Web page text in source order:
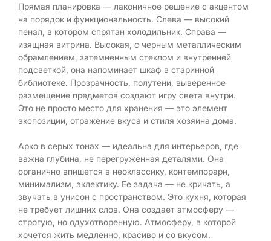
Прямая планировка — лаконичное решение с акцентом
на порядок и функциональность. Слева — высокий
пенал, в котором спрятан холодильник. Справа —
изящная витрина. Высокая, с черным металлическим
обрамлением, затемненным стеклом и внутренней
подсветкой, она напоминает шкаф в старинной
библиотеке. Прозрачность, полутени, выверенное
размещение предметов создают игру света внутри.
Это не просто место для хранения — это элемент
экспозиции, отражение вкуса и стиля хозяина дома.
Арко в серых тонах — идеальна для интерьеров, где
важна глубина, не перегруженная деталями. Она
органично впишется в неоклассику, контемпорари,
минимализм, эклектику. Ее задача — не кричать, а
звучать в унисон с пространством. Это кухня, которая
не требует лишних слов. Она создает атмосферу —
строгую, но одухотворенную. Атмосферу, в которой
хочется жить медленно, красиво и со вкусом.